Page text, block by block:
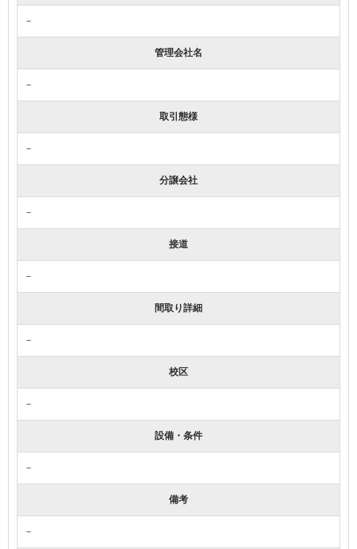
－
管理会社名
－
取引態様
－
分譲会社
－
接道
－
間取り詳細
－
校区
－
設備・条件
－
備考
－